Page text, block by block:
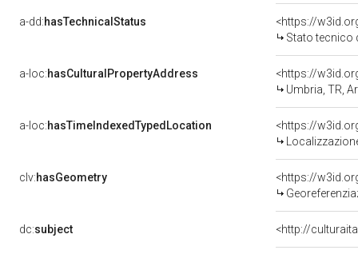
a-dd:hasTechnicalStatus
<https://
Stato tecnico
a-loc:hasCulturalPropertyAddress
<https://
Umbria, TR,
a-loc:hasTimeIndexedTypedLocation
<https://
clv:hasGeometry
<https://
dc:subject <http://